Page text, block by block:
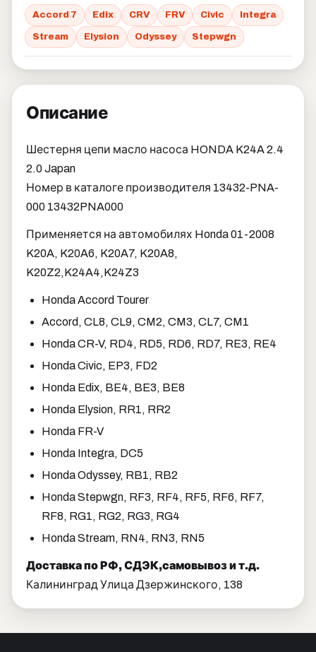
Accord 7 Edix CRV FRV Civic Integra
Stream Elysion Odyssey Stepwgn
Описание
Шестерня цепи масло насоса HONDA K24A 2.4
2.0 Japan
Номер в каталоге производителя 13432-PNA-
000 13432PNA000
Применяется на автомобилях Honda 01-2008
K20A, K20A6, K20A7, K20A8,
K20Z2,K24A4,K24Z3
Honda Accord Tourer
Accord, CL8, CL9, CM2, CM3, CL7, CM1
Honda CR-V, RD4, RD5, RD6, RD7, RE3, RE4
Honda Civic, EP3, FD2
Honda Edix, BE4, BE3, BE8
Honda Elysion, RR1, RR2
Honda FR-V
Honda Integra, DC5
Honda Odyssey, RB1, RB2
Honda Stepwgn, RF3, RF4, RF5, RF6, RF7,
RF8, RG1, RG2, RG3, RG4
Honda Stream, RN4, RN3, RN5
Доставка по РФ, СДЭК,самовывоз и т.д.
Калининград Улица Дзержинского, 138